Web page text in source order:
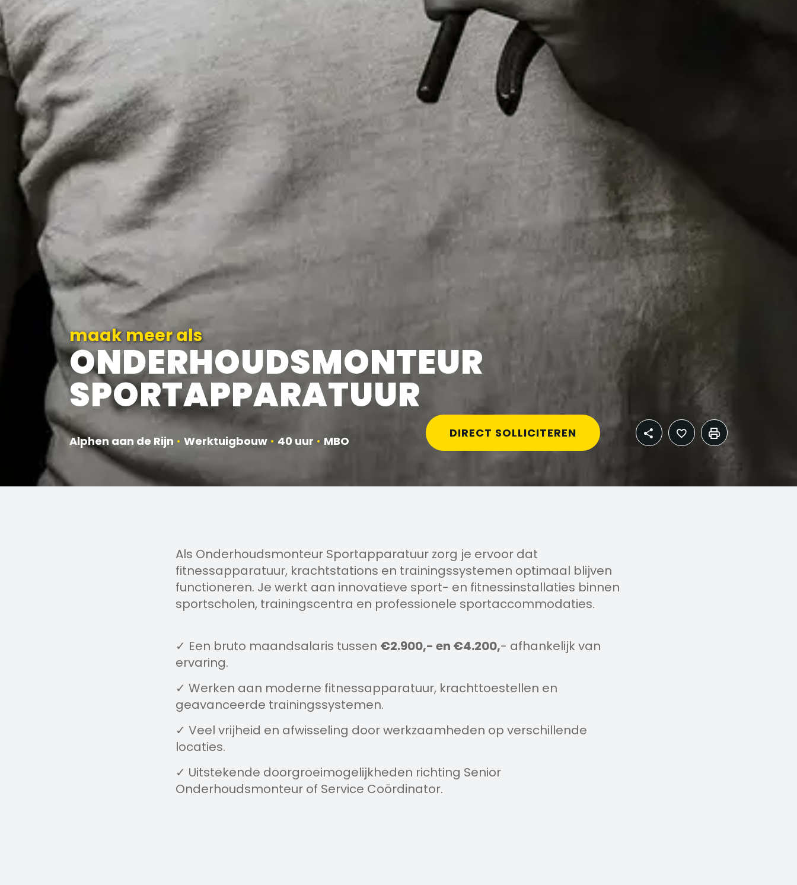
maak meer als
ONDERHOUDSMONTEUR
SPORTAPPARATUUR
Alphen aan de Rijn • Werktuigbouw • 40 uur • MBO
DIRECT SOLLICITEREN
Als Onderhoudsmonteur Sportapparatuur zorg je ervoor dat
fitnessapparatuur, krachtstations en trainingssystemen optimaal blijven
functioneren. Je werkt aan innovatieve sport- en fitnessinstallaties binnen
sportscholen, trainingscentra en professionele sportaccommodaties.
✓ Een bruto maandsalaris tussen €2.900,- en €4.200,- afhankelijk van
ervaring.
✓ Werken aan moderne fitnessapparatuur, krachttoestellen en
geavanceerde trainingssystemen.
✓ Veel vrijheid en afwisseling door werkzaamheden op verschillende
locaties.
✓ Uitstekende doorgroeimogelijkheden richting Senior
Onderhoudsmonteur of Service Coördinator.